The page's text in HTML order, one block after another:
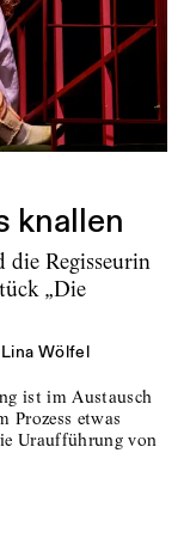
knallen
Regisseurin
„Die
Lina Wölfel
ist im Austausch
Prozess etwas
Uraufführung von